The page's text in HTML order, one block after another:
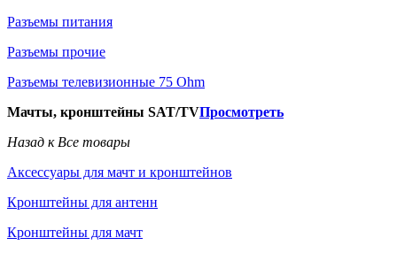
Разъемы питания
Разъемы прочие
Разъемы телевизионные 75 Ohm
Мачты, кронштейны SAT/TVПросмотреть
Назад к Все товары
Аксессуары для мачт и кронштейнов
Кронштейны для антенн
Кронштейны для мачт